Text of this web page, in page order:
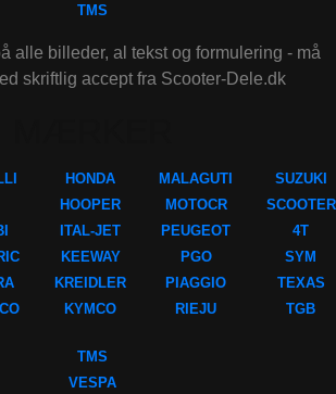
TMS
alle billeder, al tekst og formulering - må
skriftlig accept fra Scooter-Dele.dk
HONDA
HOOPER
ITAL-JET
KEEWAY
KREIDLER
KYMCO
MALAGUTI
MOTOCR
PEUGEOT
PGO
PIAGGIO
RIEJU
SUZUKI
SCOOTER
4T
SYM
TEXAS
TGB
TMS
VESPA